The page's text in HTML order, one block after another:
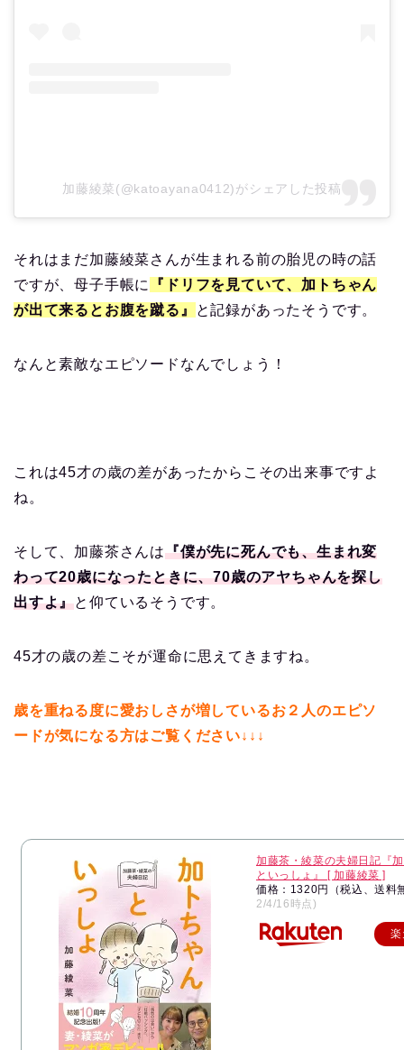
加藤綾菜(@katoayana0412)がシェアした投稿
それはまだ加藤綾菜さんが生まれる前の胎児の時の話
ですが、母子手帳に
『ドリフを見ていて、加トちゃん
が出て来るとお腹を蹴る』
と記録があったそうです。
なんと素敵なエピソードなんでしょう！
これは45才の歳の差があったからこその出来事ですよ
ね。
そして、加藤茶さんは『僕が先に死んでも、生まれ変
わって20歳になったときに、70歳のアヤちゃんを探し
出すよ』と仰ているそうです。
45才の歳の差こそが運命に思えてきますね。
歳を重ねる度に愛おしさが増しているお２人のエピソ
ードが気になる方はご覧ください↓↓↓
加藤茶・綾菜の夫婦日記『
といっしょ』 [ 加藤綾菜 ]
価格：1320円（税込、送料
2/4/16時点)